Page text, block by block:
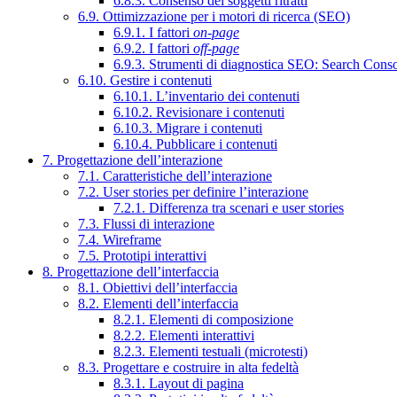
6.9. Ottimizzazione per i motori di ricerca (SEO)
6.9.1. I fattori on-page
6.9.2. I fattori off-page
6.9.3. Strumenti di diagnostica SEO: Search
6.10. Gestire i contenuti
6.10.1. L’inventario dei contenuti
6.10.2. Revisionare i contenuti
6.10.3. Migrare i contenuti
6.10.4. Pubblicare i contenuti
7. Progettazione dell’interazione
7.1. Caratteristiche dell’interazione
7.2. User stories per definire l’interazione
7.2.1. Differenza tra scenari e user stories
7.3. Flussi di interazione
7.4. Wireframe
7.5. Prototipi interattivi
8. Progettazione dell’interfaccia
8.1. Obiettivi dell’interfaccia
8.2. Elementi dell’interfaccia
8.2.1. Elementi di composizione
8.2.2. Elementi interattivi
8.2.3. Elementi testuali (microtesti)
8.3. Progettare e costruire in alta fedeltà
8.3.1. Layout di pagina